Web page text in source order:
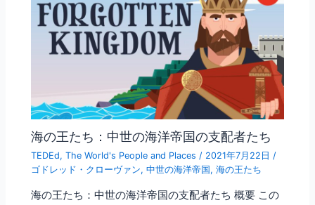
海の王たち：中世の海洋帝国の支配者たち
TEDEd,The World's People and Places / 2021年7月22日 /
ゴドレッド・クローヴァン,中世の海洋帝国 ,海の王たち
海の王たち：中世の海洋帝国の支配者たち 概要 この